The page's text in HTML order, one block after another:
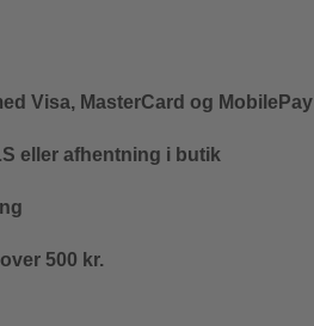
Visa, MasterCard og MobilePay
eller afhentning i butik
500 kr.